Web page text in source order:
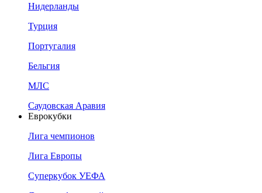
Нидерланды
Турция
Португалия
Бельгия
МЛС
Саудовская Аравия
Еврокубки
Лига чемпионов
Лига Европы
Суперкубок УЕФА